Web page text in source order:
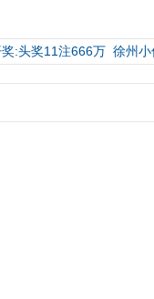
:头奖11注666万 徐州